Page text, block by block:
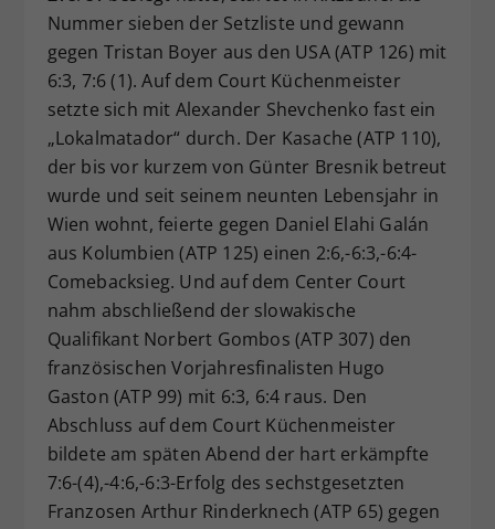
Nummer sieben der Setzliste und gewann
gegen Tristan Boyer aus den USA (ATP 126) mit
6:3, 7:6 (1). Auf dem Court Küchenmeister
setzte sich mit Alexander Shevchenko fast ein
„Lokalmatador“ durch. Der Kasache (ATP 110),
der bis vor kurzem von Günter Bresnik betreut
wurde und seit seinem neunten Lebensjahr in
Wien wohnt, feierte gegen Daniel Elahi Galán
aus Kolumbien (ATP 125) einen 2:6,-6:3,-6:4-
Comebacksieg. Und auf dem Center Court
nahm abschließend der slowakische
Qualifikant Norbert Gombos (ATP 307) den
französischen Vorjahresfinalisten Hugo
Gaston (ATP 99) mit 6:3, 6:4 raus. Den
Abschluss auf dem Court Küchenmeister
bildete am späten Abend der hart erkämpfte
7:6-(4),-4:6,-6:3-Erfolg des sechstgesetzten
Franzosen Arthur Rinderknech (ATP 65) gegen